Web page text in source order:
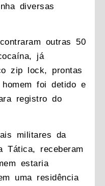
diversas
outras 50
já
zip lock, prontas
foi detido e
registro do
militares da
Tática, receberam
estaria
uma residência